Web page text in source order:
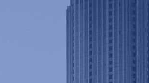
脱销设备